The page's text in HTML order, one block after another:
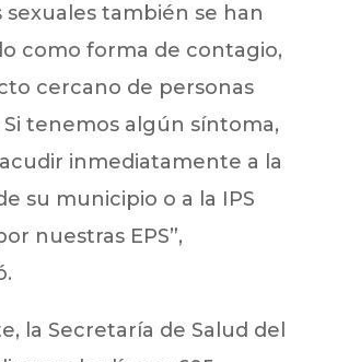
sexuales también se han
como forma de contagio,
cercano de personas
Si tenemos algún síntoma,
inmediatamente a la
su municipio o a la IPS
nuestras EPS”,
la Secretaría de Salud del